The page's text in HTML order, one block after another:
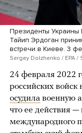
Президенты Украины
Тайип Эрдоган
встречи в Киеве. 3
Sergey Dolzhenko / EPA /
24 февраля 2022
российских
осудила военную
что ее действия
международного